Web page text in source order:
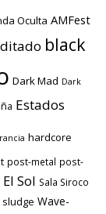
Oculta AMFest
black
Dark Mad Dark
Estados
hardcore
post-metal post-
Sol Sala Siroco
sludge Wave-